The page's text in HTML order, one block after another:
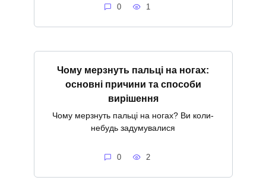
0 1
Чому мерзнуть пальці на ногах:
основні причини та способи
вирішення
Чому мерзнуть пальці на ногах? Ви коли-
небудь задумувалися
0 2